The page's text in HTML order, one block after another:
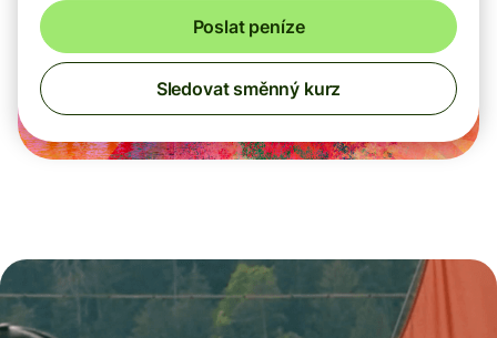
Poslat peníze
Sledovat směnný kurz